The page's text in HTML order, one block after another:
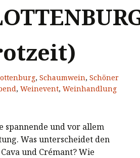
, Schaumwein, Schöner
, Weinevent, Weinhandlung
spannende und vor allem
Was unterscheidet den
und Crémant? Wie